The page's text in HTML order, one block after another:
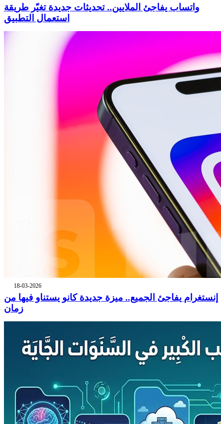
واتساب يفاجئ الملايين.. تحديثات جديدة تغيّر طريقة
استعمال التطبيق
18-03-2026
إنستغرام يفاجئ الجميع.. ميزة جديدة كانو يستناو فيها من
زمان